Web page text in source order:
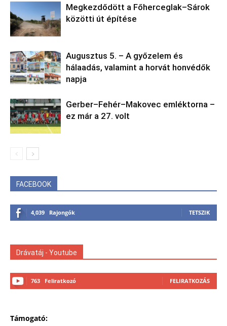
Megkezdődött a Főherceglak–Sárok
közötti út építése
Augusztus 5. – A győzelem és
hálaadás, valamint a horvát honvédők
napja
Gerber–Fehér–Makovec emléktorna –
ez már a 27. volt
FACEBOOK
4,039 Rajongók TETSZIK
Drávatáj - Youtube
763 Feliratkozó FELIRATKOZÁS
Támogató: